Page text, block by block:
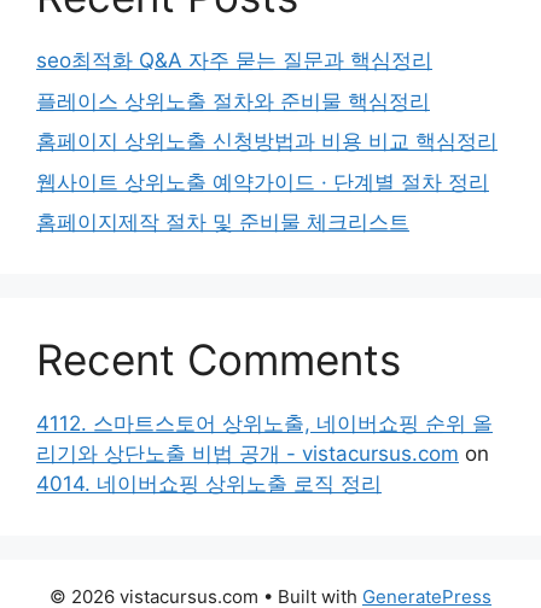
seo최적화 Q&A 자주 묻는 질문과 핵심정리
플레이스 상위노출 절차와 준비물 핵심정리
홈페이지 상위노출 신청방법과 비용 비교 핵심정리
웹사이트 상위노출 예약가이드 · 단계별 절차 정리
홈페이지제작 절차 및 준비물 체크리스트
Recent Comments
4112. 스마트스토어 상위노출, 네이버쇼핑 순위 올
리기와 상단노출 비법 공개 - vistacursus.com on
4014. 네이버쇼핑 상위노출 로직 정리
© 2026 vistacursus.com • Built with GeneratePress